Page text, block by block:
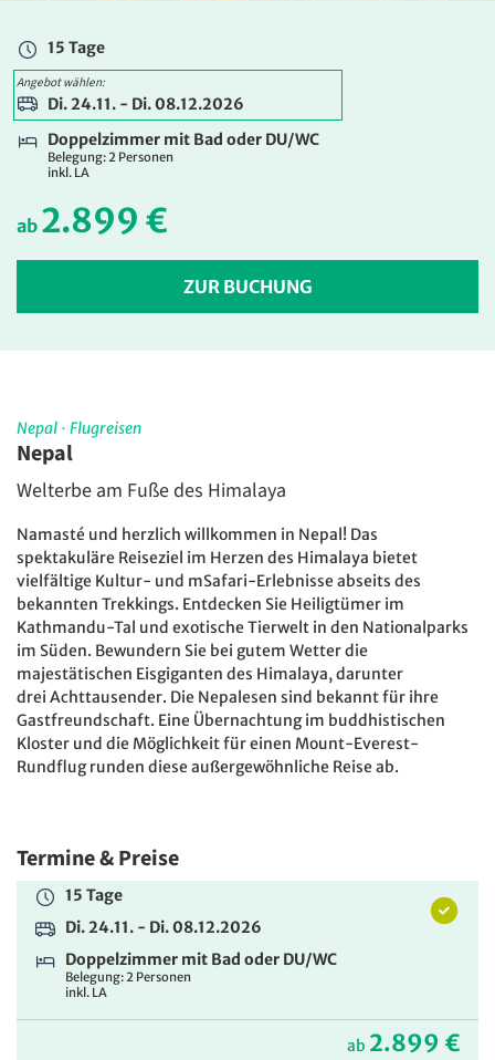
15 Tage
Angebot wählen:
Di. 24.11. - Di. 08.12.2026
Doppelzimmer mit Bad oder DU/WC
Belegung: 2 Personen
inkl. LA
ab 2.899 €
ZUR BUCHUNG
ZUR BUCHUNG
Nepal · Flugreisen
Nepal
Welterbe am Fuße des Himalaya
Namasté und herzlich willkommen in Nepal! Das
spektakuläre Reiseziel im Herzen des Himalaya bietet
vielfältige Kultur- und mSafari-Erlebnisse abseits des
bekannten Trekkings. Entdecken Sie Heiligtümer im
Kathmandu-Tal und exotische Tierwelt in den Nationalparks
im Süden. Bewundern Sie bei gutem Wetter die
majestätischen Eisgiganten des Himalaya, darunter
drei Achttausender. Die Nepalesen sind bekannt für ihre
Gastfreundschaft. Eine Übernachtung im buddhistischen
Kloster und die Möglichkeit für einen Mount-Everest-
Rundflug runden diese außergewöhnliche Reise ab.
Termine & Preise
15 Tage
Di. 24.11. - Di. 08.12.2026
Doppelzimmer mit Bad oder DU/WC
Belegung: 2 Personen
inkl. LA
ab 2.899 €